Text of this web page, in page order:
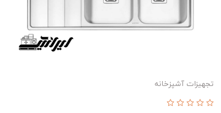
تجهیزات آشپزخانه